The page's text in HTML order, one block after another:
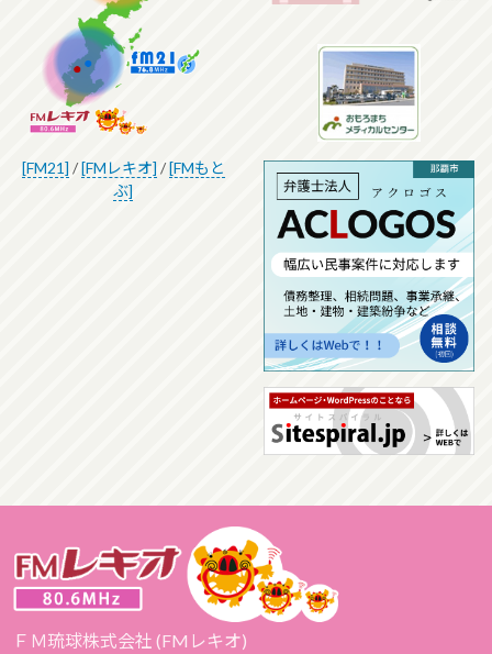
[FM21] /[FMレキオ] /[FMもと
ぶ]
ＦＭ琉球株式会社 (FMレキオ)